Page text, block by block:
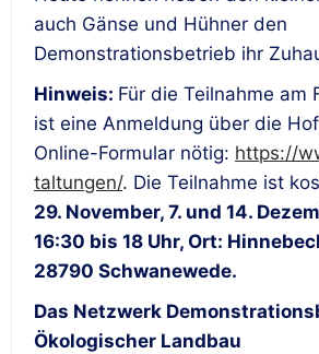
auch Gänse und Hühner den
Demonstrationsbetrieb ihr
Hinweis: Für die Teilnahme am
ist eine Anmeldung über die
Online-Formular nötig: https://
taltungen/. Die Teilnahme ist
29. November, 7. und 14.
16:30 bis 18 Uhr, Ort:
28790 Schwanewede.
Das Netzwerk
Ökologischer Landbau